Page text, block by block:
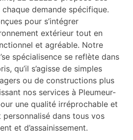
demande spécifique.
pour s’intégrer
extérieur tout en
et agréable. Notre
spécialisence se reflète dans
qu’il s’agisse de simples
ou de constructions plus
nos services à Pleumeur-
une qualité irréprochable et
personnalisé dans tous vos
et d’assainissement.